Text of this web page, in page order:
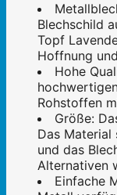
Blechschild
Topf
Hoffnung
Hohe
Rohstoffen
Größe:
Das
und das
Alternativen
Einfache